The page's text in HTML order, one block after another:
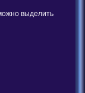
выделить